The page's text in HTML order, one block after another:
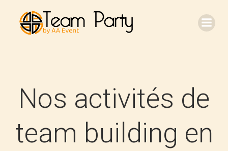
au
contenu
Nos activités de
team building en